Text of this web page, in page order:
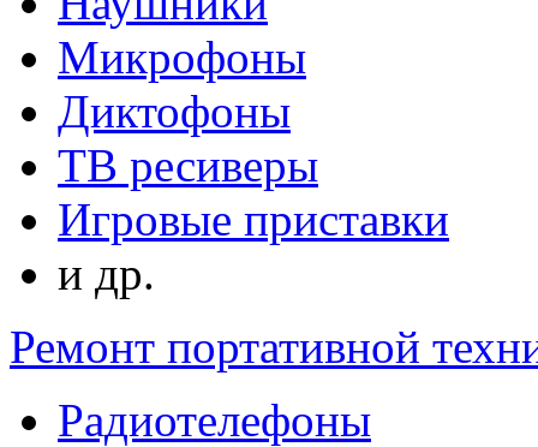
Микрофоны
Диктофоны
ТВ ресиверы
Игровые приставки
и др.
Ремонт портативной
Радиотелефоны